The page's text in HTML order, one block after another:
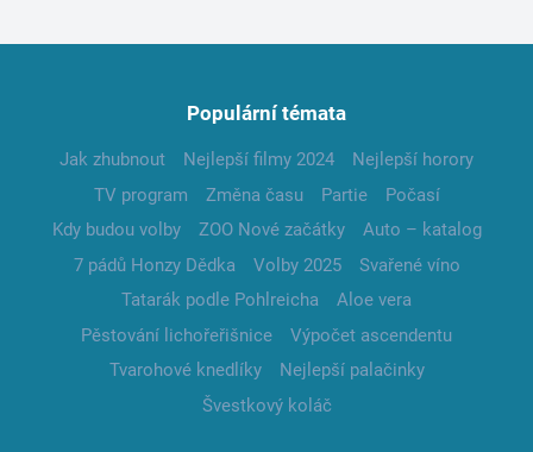
Populární témata
Jak zhubnout Nejlepší filmy 2024
Nejlepší horory
TV program
Změna času Partie
Počasí
Kdy budou volby
ZOO Nové začátky
Auto – katalog
7 pádů Honzy Dědka
Volby 2025
Svařené víno
Tatarák podle Pohlreicha
Aloe vera
Pěstování lichořeřišnice
Výpočet ascendentu
Tvarohové knedlíky
Nejlepší palačinky
Švestkový koláč